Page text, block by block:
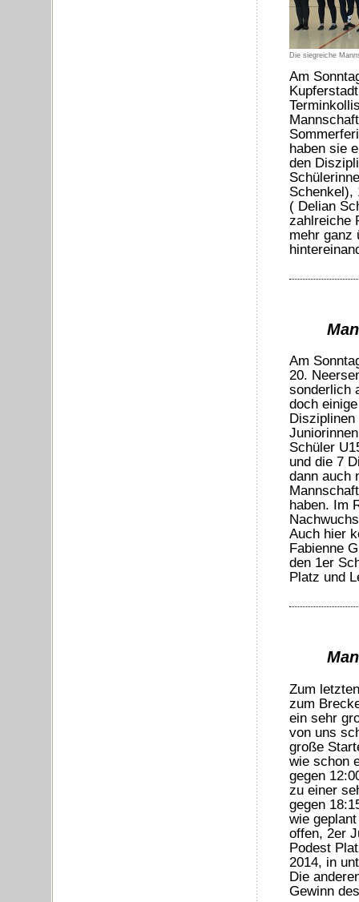
Die siegreiche
Am
haben sie
den
Schenkel),
( Delian
zahlreiche
mehr ganz
Am
20.
sonderlich
doch
Schüler
und die 7
dann auch
haben. Im
Auch hier
Fabienne
den 1er
Platz und
Zum
zum
ein sehr
von uns
große
wie schon
gegen
zu einer
gegen
wie
offen, 2er
Podest
2014, in
Die
Gewinn